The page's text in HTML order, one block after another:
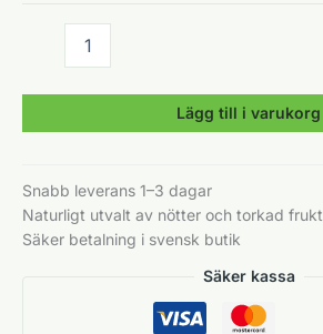
premiumvalnötter
Lägg till i varukorg
Snabb leverans 1–3 dagar
Naturligt utvalt av nötter och torkad frukt
Säker betalning i svensk butik
Säker kassa